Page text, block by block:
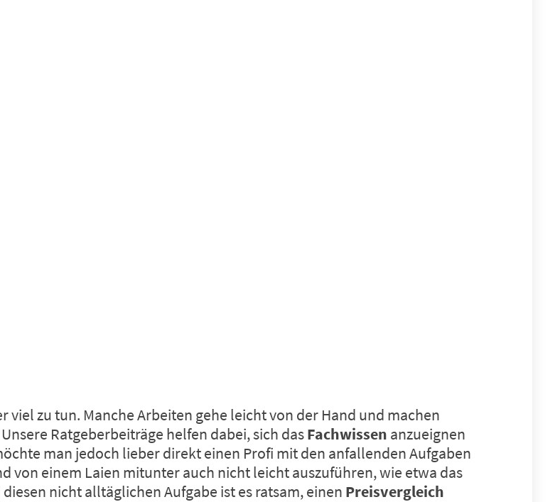
viel zu tun. Manche Arbeiten gehe leicht von der Hand und machen
Ratgeberbeiträge helfen dabei, sich dasFachwissen anzueignen
man jedoch lieber direkt einen Profi mit den anfallenden Aufgaben
von einem Laien mitunter auch nicht leicht auszuführen, wie etwa das
nicht alltäglichen Aufgabe ist es ratsam, einen Preisvergleich